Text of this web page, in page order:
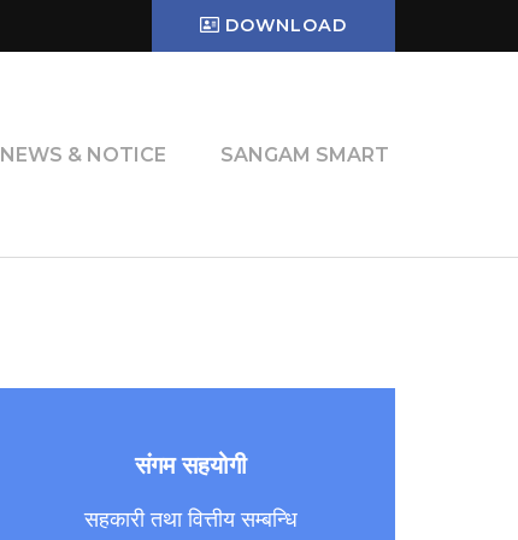
DOWNLOAD
NEWS & NOTICE SANGAM SMART
संगम सहयोगी
सहकारी तथा वित्तीय सम्बन्धि